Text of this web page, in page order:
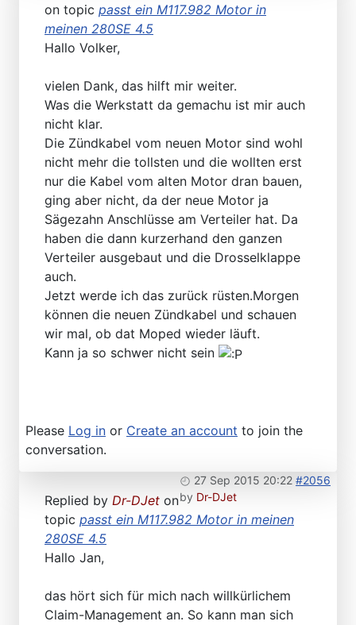
on topic passt ein M117.982 Motor in
meinen 280SE 4.5
Hallo Volker,
vielen Dank, das hilft mir weiter.
Was die Werkstatt da gemachu ist mir auch
nicht klar.
Die Zündkabel vom neuen Motor sind wohl
nicht mehr die tollsten und die wollten erst
nur die Kabel vom alten Motor dran bauen,
ging aber nicht, da der neue Motor ja
Sägezahn Anschlüsse am Verteiler hat. Da
haben die dann kurzerhand den ganzen
Verteiler ausgebaut und die Drosselklappe
auch.
Jetzt werde ich das zurück rüsten.Morgen
können die neuen Zündkabel und schauen
wir mal, ob dat Moped wieder läuft.
Kann ja so schwer nicht sein
Please Log in or Create an account to join the
conversation.
27 Sep 2015 20:22 #2056
by Dr-DJet
Replied by Dr-DJet on
topic passt ein M117.982 Motor in meinen
280SE 4.5
Hallo Jan,
das hört sich für mich nach willkürlichem
Claim-Management an. So kann man sich